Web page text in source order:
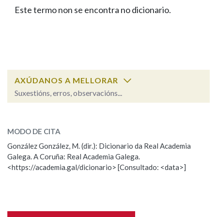
FIGURAS HOMENAXEADAS
PORTAL DAS PALABRAS
Facebook
TwitterYoutubeInstagram
Bluesky
BUSCAR NOS LEMAS
Remata por
BUSCAR NO CONTIDO
Nas definicións
Este termo non se encontra no dicionario.
AXÚDANOS A MELLORAR
Suxestións, erros, observacións...
Observación
Nome
MODO DE CITA
González González, M. (dir.): Dicionario da Real Academia
Galega. A Coruña: Real Academia Galega.
<https://academia.gal/dicionario> [Consultado: <data>]